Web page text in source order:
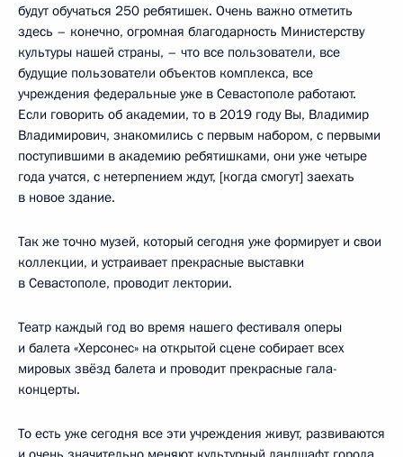
будут обучаться 250 ребятишек. Очень важно отметить
здесь – конечно, огромная благодарность Министерству
культуры нашей страны, – что все пользователи, все
будущие пользователи объектов комплекса, все
учреждения федеральные уже в Севастополе работают.
Если говорить об академии, то в 2019 году Вы, Владимир
Владимирович, знакомились с первым набором, с первыми
поступившими в академию ребятишками, они уже четыре
года учатся, с нетерпением ждут, [когда смогут] заехать
в новое здание.
Так же точно музей, который сегодня уже формирует и свои
коллекции, и устраивает прекрасные выставки
в Севастополе, проводит лектории.
Театр каждый год во время нашего фестиваля оперы
и балета «Херсонес» на открытой сцене собирает всех
мировых звёзд балета и проводит прекрасные гала-
концерты.
То есть уже сегодня все эти учреждения живут, развиваются